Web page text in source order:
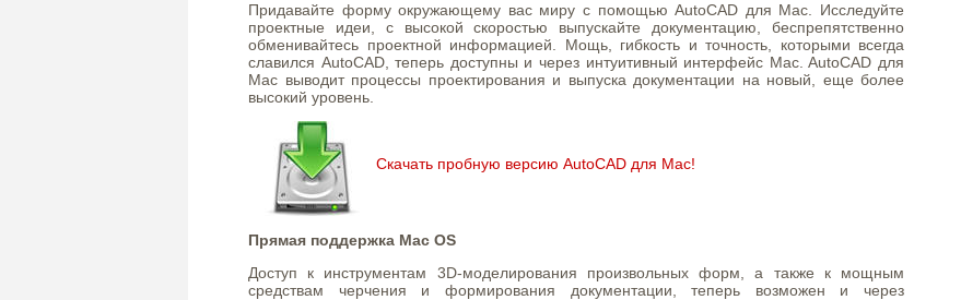
Придавайте форму окружающему вас миру с помощью AutoCAD для Mac. Исследуйте
проектные идеи, с высокой скоростью выпускайте документацию, беспрепятственно
обменивайтесь проектной информацией. Мощь, гибкость и точность, которыми всегда
славился AutoCAD, теперь доступны и через интуитивный интерфейс Mac. AutoCAD для
Mac выводит процессы проектирования и выпуска документации на новый, еще более
высокий уровень.
Скачать пробную версию AutoCAD для Mac!
Прямая поддержка Mac OS
Доступ к инструментам 3D-моделирования произвольных форм, а также к мощным
средствам черчения и формирования документации, теперь возможен и через